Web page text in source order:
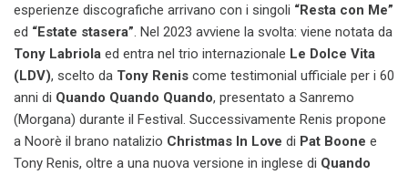
esperienze discografiche arrivano con i singoli “Resta con Me”
ed “Estate stasera”. Nel 2023 avviene la svolta: viene notata da
Tony Labriola ed entra nel trio internazionale Le Dolce Vita
(LDV), scelto da Tony Renis come testimonial ufficiale per i 60
anni di Quando Quando Quando, presentato a Sanremo
(Morgana) durante il Festival. Successivamente Renis propone
a Noorè il brano natalizio Christmas In Love di Pat Boone e
Tony Renis, oltre a una nuova versione in inglese di Quando